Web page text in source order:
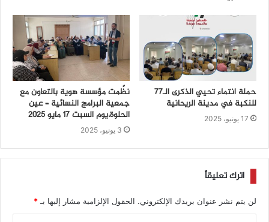
حملة انتماء تحيي الذكرى الـ77
للنكبة في مدينة الريحانية
17 يونيو، 2025
نظّمت مؤسسة هوية بالتعاون مع
جمعية البرامج النسائية – عين
الحلوة،يوم السبت 17 مايو 2025
3 يونيو، 2025
اترك تعليقاً
لن يتم نشر عنوان بريدك الإلكتروني. الحقول الإلزامية مشار إليها بـ *